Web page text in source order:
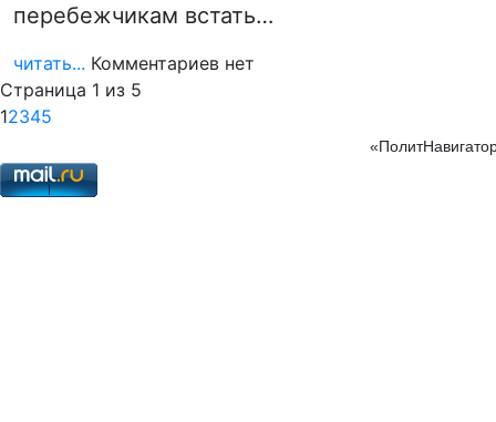
перебежчикам встать…
читать... Комментариев нет
Страница 1 из 5
12345